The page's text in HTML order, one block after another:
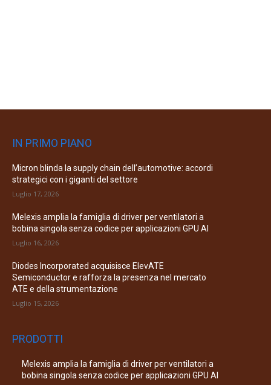
IN PRIMO PIANO
Micron blinda la supply chain dell’automotive: accordi
strategici con i giganti del settore
Luglio 17, 2026
Melexis amplia la famiglia di driver per ventilatori a
bobina singola senza codice per applicazioni GPU AI
Luglio 16, 2026
Diodes Incorporated acquisisce ElevATE
Semiconductor e rafforza la presenza nel mercato
ATE e della strumentazione
Luglio 15, 2026
PRODOTTI
Melexis amplia la famiglia di driver per ventilatori a
bobina singola senza codice per applicazioni GPU AI